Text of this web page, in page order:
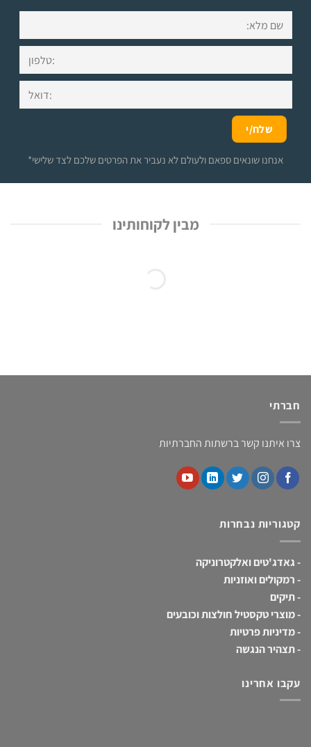
*אנחנו שונאים ספאם ולעולם לא נעביר את הפרטים שלכם לצד שלישי
מבין לקוחותינו
חברתי
צרו איתנו קשר ברשתות החברתיות
קטגוריות נבחרות
-גאדג'טים ואלקטרוניקה
-רמקולים ואוזניות
-תיקים
-מוצרי טקסטיל חולצות וכובעים
-מדיניות פרטיות
-תצהיר הנגשה
עקבו אחרינו